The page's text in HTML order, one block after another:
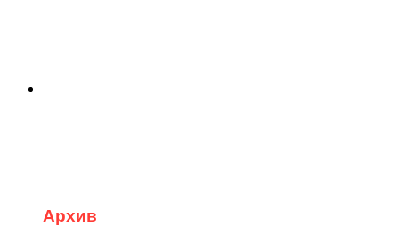
Архив